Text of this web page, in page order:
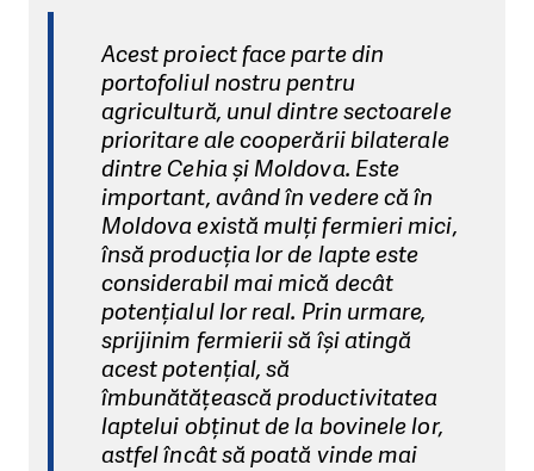
Acest proiect face parte din
portofoliul nostru pentru
agricultură, unul dintre sectoarele
prioritare ale cooperării bilaterale
dintre Cehia și Moldova. Este
important, având în vedere că în
Moldova există mulți fermieri mici,
însă producția lor de lapte este
considerabil mai mică decât
potențialul lor real. Prin urmare,
sprijinim fermierii să își atingă
acest potențial, să
îmbunătățească productivitatea
laptelui obținut de la bovinele lor,
astfel încât să poată vinde mai